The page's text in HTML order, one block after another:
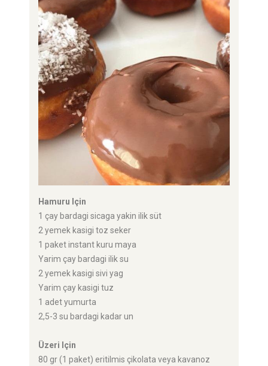
Hamuru Için
1 çay bardagi sicaga yakin ilik süt
2 yemek kasigi toz seker
1 paket instant kuru maya
Yarim çay bardagi ilik su
2 yemek kasigi sivi yag
Yarim çay kasigi tuz
1 adet yumurta
2,5-3 su bardagi kadar un
Üzeri Için
80 gr (1 paket) eritilmis çikolata veya kavanoz